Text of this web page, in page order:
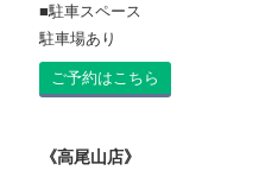
■駐車スペース
駐車場あり
ご予約はこちら
《高尾山店》